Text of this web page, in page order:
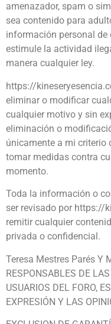
amenazador, spam o
sea contenido para
información personal de
estimule la actividad
manera cualquier ley.
https://
eliminar o modificar
cualquier motivo y sin
eliminación o
únicamente a mi criterio
tomar medidas contra
momento.
Toda la información o
ser revisado por https://
remitir cualquier
privada o confidencial.
Teresa Mestres Parés Y
RESPONSABLES DE
USUARIOS DEL FORO,
EXPRESIÓN Y LAS